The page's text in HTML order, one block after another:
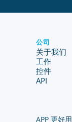
公司
关于我们
工作
控件
API
APP 更好用